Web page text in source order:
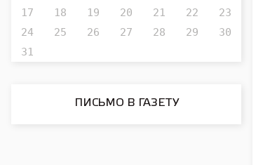
17
18 19 20 21 22
23
24
25 26 27 28 29
30
31
ПИСЬМО В ГАЗЕТУ